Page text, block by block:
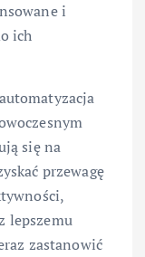
i
ich
się na
przewagę
lepszemu
zastanowić